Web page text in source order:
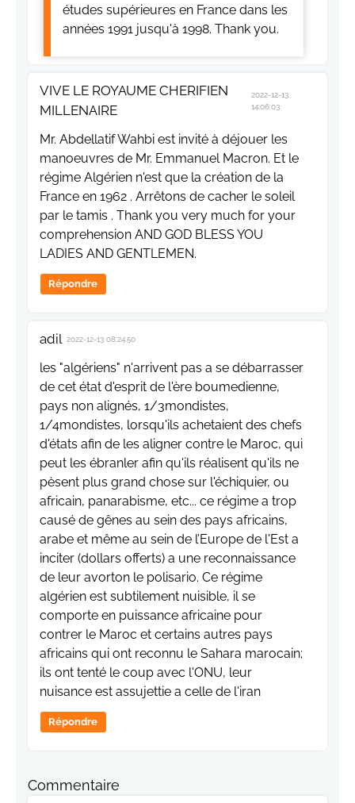
études supérieures en France dans les
années 1991 jusqu'à 1998. Thank you.
VIVE LE ROYAUME CHERIFIEN
MILLENAIRE
2022-12-13
14:06:03
Mr. Abdellatif Wahbi est invité à déjouer les
manoeuvres de Mr. Emmanuel Macron. Et le
régime Algérien n'est que la création de la
France en 1962 . Arrêtons de cacher le soleil
par le tamis . Thank you very much for your
comprehension AND GOD BLESS YOU
LADIES AND GENTLEMEN.
Répondre
adil 2022-12-13 08:24:50
les "algériens" n'arrivent pas a se débarrasser
de cet état d'esprit de l'ère boumedienne,
pays non alignés, 1/3mondistes,
1/4mondistes, lorsqu'ils achetaient des chefs
d'états afin de les aligner contre le Maroc, qui
peut les ébranler afin qu'ils réalisent qu'ils ne
pèsent plus grand chose sur l'échiquier, ou
africain, panarabisme, etc... ce régime a trop
causé de gênes au sein des pays africains,
arabe et même au sein de l’Europe de l'Est a
inciter (dollars offerts) a une reconnaissance
de leur avorton le polisario. Ce régime
algérien est subtilement nuisible, il se
comporte en puissance africaine pour
contrer le Maroc et certains autres pays
africains qui ont reconnu le Sahara marocain;
ils ont tenté le coup avec l'ONU, leur
nuisance est assujettie a celle de l'iran
Répondre
Commentaire